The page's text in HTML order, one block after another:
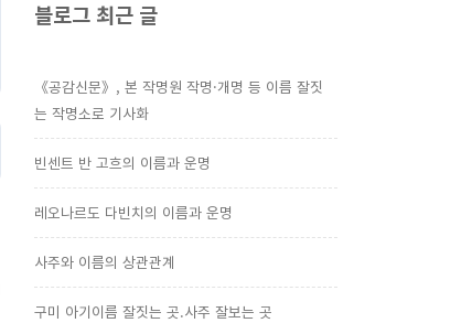
블로그 최근 글
《공감신문》, 본 작명원 작명·개명 등 이름 잘짓
는 작명소로 기사화
빈센트 반 고흐의 이름과 운명
레오나르도 다빈치의 이름과 운명
사주와 이름의 상관관계
구미 아기이름 잘짓는 곳.사주 잘보는 곳